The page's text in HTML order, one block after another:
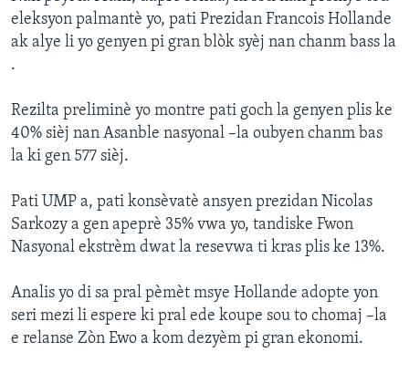
eleksyon palmantè yo, pati Prezidan Francois Hollande
ak alye li yo genyen pi gran blòk syèj nan chanm bass la
.
Rezilta preliminè yo montre pati goch la genyen plis ke
40% sièj nan Asanble nasyonal –la oubyen chanm bas
la ki gen 577 sièj.
Pati UMP a, pati konsèvatè ansyen prezidan Nicolas
Sarkozy a gen apeprè 35% vwa yo, tandiske Fwon
Nasyonal ekstrèm dwat la resevwa ti kras plis ke 13%.
Analis yo di sa pral pèmèt msye Hollande adopte yon
seri mezi li espere ki pral ede koupe sou to chomaj –la
e relanse Zòn Ewo a kom dezyèm pi gran ekonomi.